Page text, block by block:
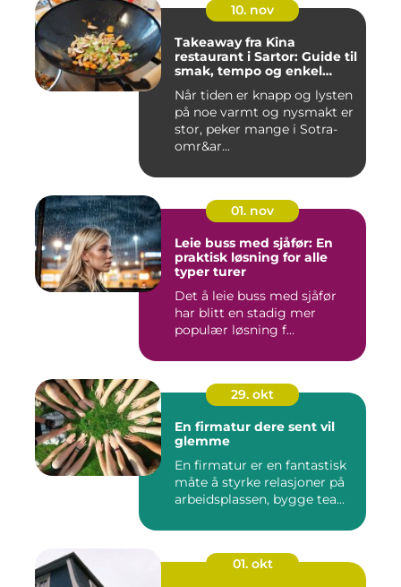
10. nov
Takeaway fra Kina
restaurant i Sartor: Guide til
smak, tempo og enkel
Når tiden er knapp og lysten
på noe varmt og nysmakt er
stor, peker mange i Sotra-
omr&ar...
01. nov
Leie buss med sjåfør: En
praktisk løsning for alle
typer turer
Det å leie buss med sjåfør
har blitt en stadig mer
populær løsning f...
29. okt
En firmatur dere sent vil
glemme
En firmatur er en fantastisk
måte å styrke relasjoner på
arbeidsplassen, bygge tea...
01. okt